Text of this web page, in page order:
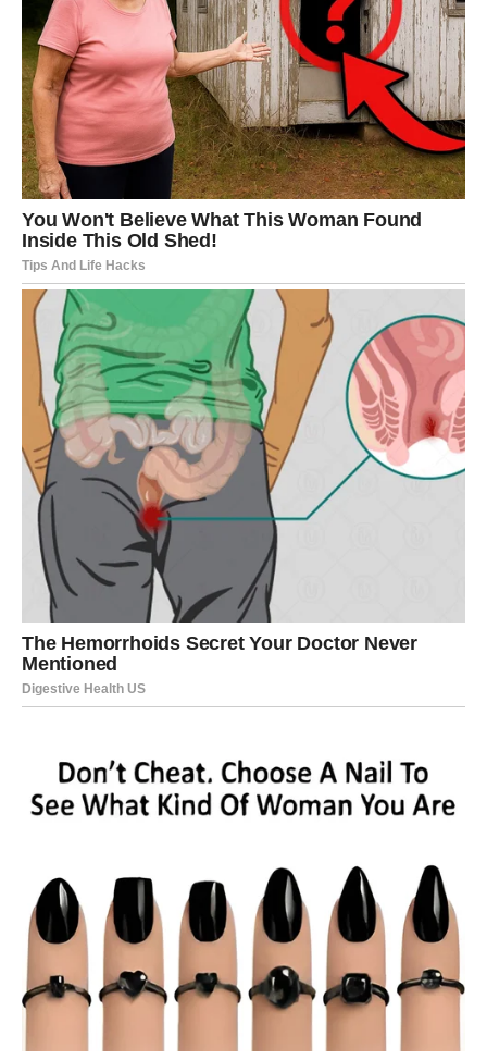
ne samo materijalno, već i emotivno.
Ova spoznaja menja način na koji gledate na odnose, ali i
na novac. Vi više ne pristajete na manje nego što
zaslužujete. I upravo zbog toga, energija obilja počinje da
dolazi u vaš život.